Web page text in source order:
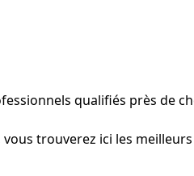
qualifiés près de
trouverez ici les